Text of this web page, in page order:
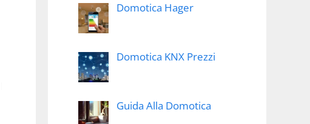
Domotica Hager
Domotica KNX Prezzi
Guida Alla Domotica